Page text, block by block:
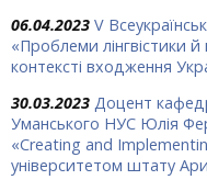
06.04.2023 V
«Проблеми лінгвістики
контексті входження
30.03.2023 Доцент
Уманського НУС Юлія
«Creating and
університетом штату